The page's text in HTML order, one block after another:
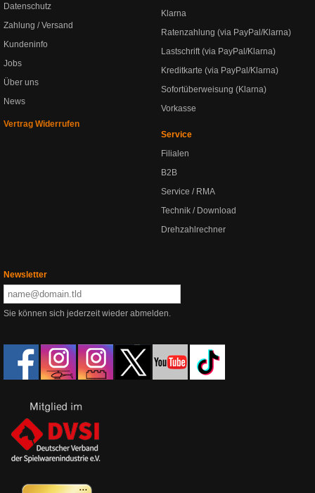
Datenschutz
Zahlung / Versand
Kundeninfo
Jobs
Über uns
News
Vertrag Widerrufen
Klarna
Ratenzahlung (via PayPal/Klarna)
Lastschrift (via PayPal/Klarna)
Kreditkarte (via PayPal/Klarna)
Sofortüberweisung (Klarna)
Vorkasse
Service
Filialen
B2B
Service / RMA
Technik / Download
Drehzahlrechner
Newsletter
Sie können sich jederzeit wieder abmelden.